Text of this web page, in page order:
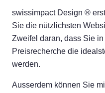
swissimpact Design ®
Sie die nützlichsten
Zweifel daran, dass Sie
Preisrecherche die
werden.
Ausserdem können Sie